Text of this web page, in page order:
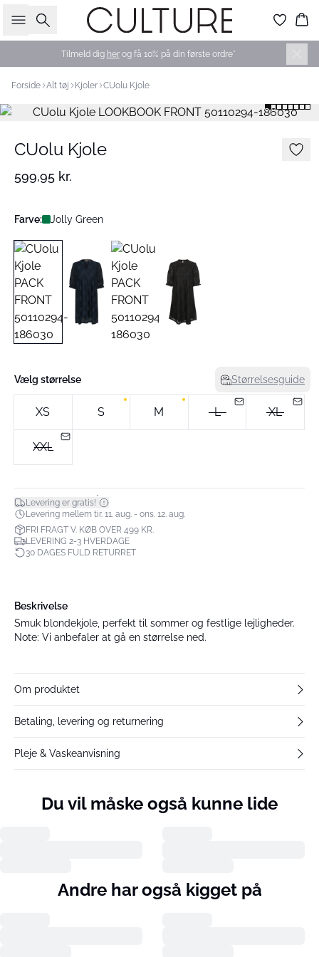
Søg
Tilmeld dig herog få 10% på din første ordre*
Forside Alt tøj Kjoler CUolu Kjole
CUolu Kjole
599,95 kr.
Farve: Jolly Green
Vælg størrelse Størrelsesguide
XS S M L XL
XXL
Levering er gratis!*
Levering mellem tir. 11. aug. - ons. 12. aug.
FRI FRAGT V. KØB OVER 499 KR.
LEVERING 2-3 HVERDAGE
30 DAGES FULD RETURRET
Beskrivelse
Smuk blondekjole, perfekt til sommer og festlige lejligheder.
Note: Vi anbefaler at gå en størrelse ned.
Om produktet
Betaling, levering og returnering
Pleje & Vaskeanvisning
Du vil måske også kunne lide
Andre har også kigget på